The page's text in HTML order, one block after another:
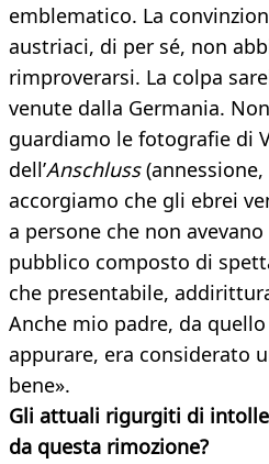
emblematico. La
austriaci, di per sé, non
rimproverarsi. La colpa
venute dalla Germania.
guardiamo le fotografie di
dell’Anschluss(annessione,
accorgiamo che gli ebrei
a persone che non
pubblico composto di
che presentabile,
Anche mio padre, da
appurare, era considerato
bene».
Gli attuali rigurgiti di
da questa rimozione?